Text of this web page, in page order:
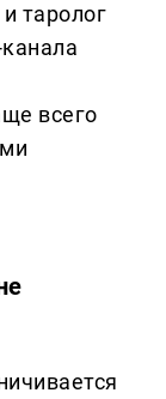
таролог
всего